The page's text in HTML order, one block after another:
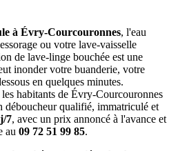
à Évry-Courcouronnes, l'eau
ou votre lave-vaisselle
de lave-linge bouchée est une
inonder votre buanderie, votre
en quelques minutes.
habitants de Évry-Courcouronnes
déboucheur qualifié, immatriculé et
7, avec un prix annoncé à l'avance et
au 09 72 51 99 85.